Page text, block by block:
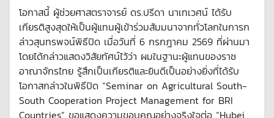
โอกาสนี้ ผู้ช่วยศาสตราจารย์ ดร.ปรีดา นาเทเวศน์ ได้รับ
เกียรติสูงสุดให้เป็นผู้แทนผู้เข้าร่วมสัมมนาจากทั่วโลกในการก
ล่าวสุนทรพจน์พิธีปิด เมื่อวันที่ 6 กรกฎาคม 2569 ที่ผ่านมา
โดยได้กล่าวแสดงวิสัยทัศน์ไว้ว่า ผมในฐานะผู้แทนของราช
อาณาจักรไทย รู้สึกเป็นเกียรติและยินดีเป็นอย่างยิ่งที่ได้รับ
โอกาสกล่าวในพิธีปิด “Seminar on Agricultural South-
South Cooperation Project Management for BRI
Countries” ขอแสดงความขอบคุณอย่างจริงใจต่อ “Hubei